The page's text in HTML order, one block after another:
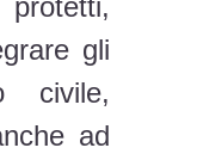
gli
civile,
ad